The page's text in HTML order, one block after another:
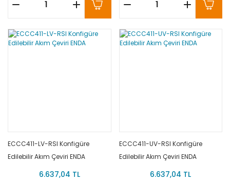
ECCC411-LV-RSI Konfigüre
Edilebilir Akım Çeviri ENDA
6.637,04 TL
ECCC411-UV-RSI Konfigüre
Edilebilir Akım Çeviri ENDA
6.637,04 TL